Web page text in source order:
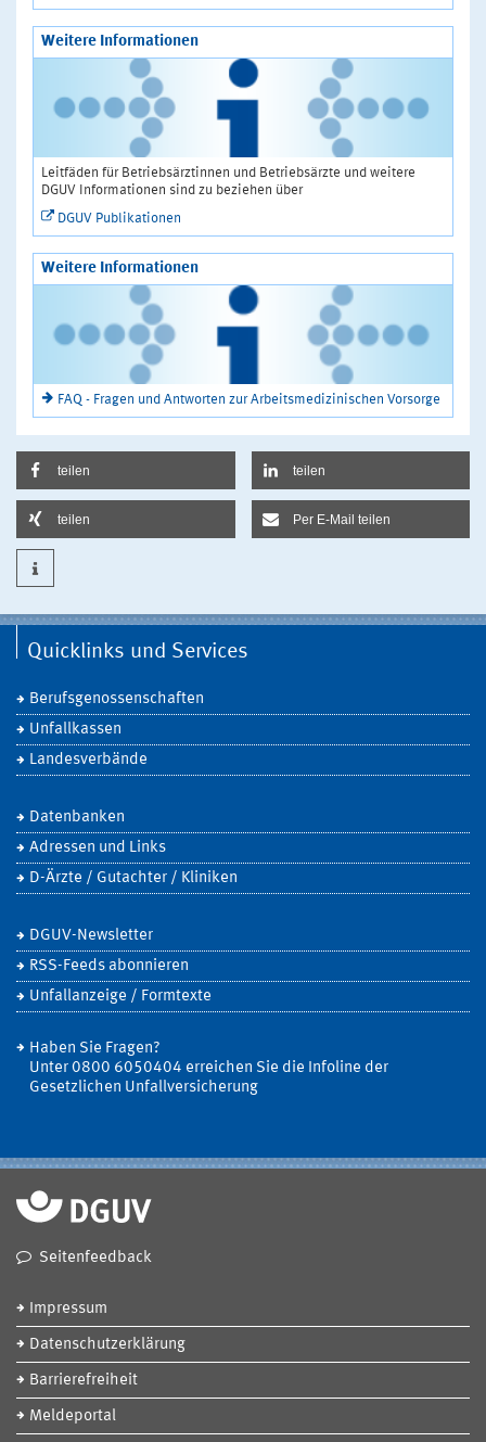
Weitere Informationen
Leitfäden für Betriebsärztinnen und Betriebsärzte und weitere
DGUV Informationen sind zu beziehen über
DGUV Publikationen
Weitere Informationen
FAQ - Fragen und Antworten zur Arbeitsmedizinischen Vorsorge
teilen teilen
teilen Per E-Mail teilen
Quicklinks und Services
Berufsgenossenschaften
Unfallkassen
Landesverbände
Datenbanken
Adressen und Links
D-Ärzte / Gutachter / Kliniken
DGUV-Newsletter
RSS-Feeds abonnieren
Unfallanzeige / Formtexte
Haben Sie Fragen?
Unter 0800 6050404 erreichen Sie die Infoline der
Gesetzlichen Unfallversicherung
Seitenfeedback
Impressum
Datenschutzerklärung
Barrierefreiheit
Meldeportal